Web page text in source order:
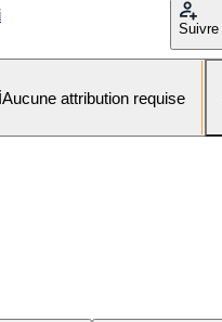
Suivre
Aucune attribution requise